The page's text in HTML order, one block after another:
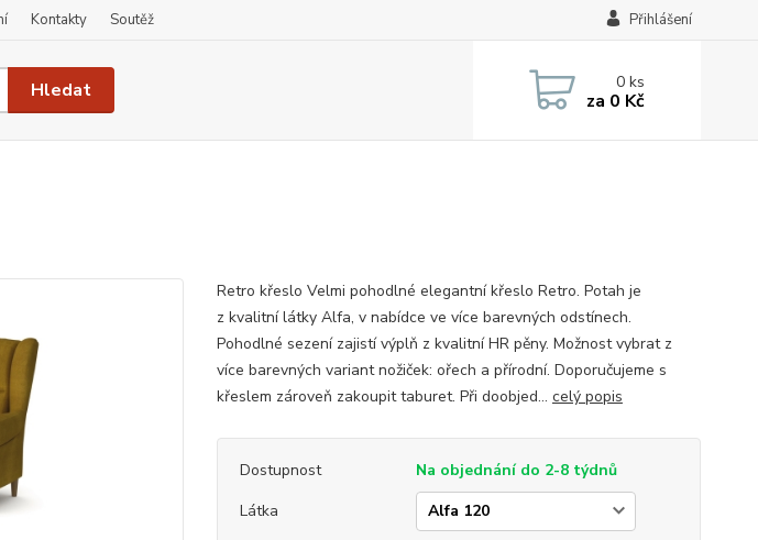
Kontakty Soutěž Přihlášení
Hledat 0ks
za 0 Kč
Retro křeslo Velmi pohodlné elegantní křeslo Retro. Potah je
z kvalitní látky Alfa, v nabídce ve více barevných odstínech.
Pohodlné sezení zajistí výplň z kvalitní HR pěny. Možnost vybrat z
více barevných variant nožiček: ořech a přírodní. Doporučujeme s
křeslem zároveň zakoupit taburet. Při doobjed... celý popis
Dostupnost
Na objednání do 2-8 týdnů
Látka